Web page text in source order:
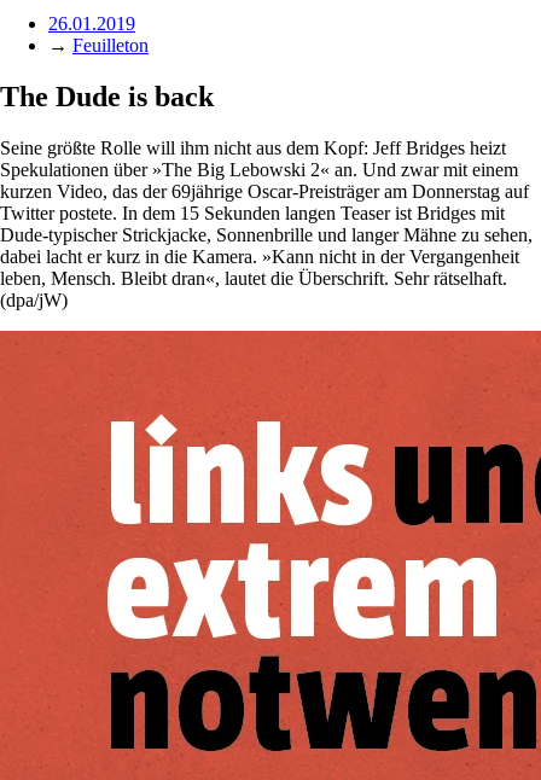
26.01.2019
→ Feuilleton
The Dude is back
Seine größte Rolle will ihm nicht aus dem Kopf: Jeff Bridges heizt
Spekulationen über »The Big Lebowski 2« an. Und zwar mit einem
kurzen Video, das der 69jährige Oscar-Preisträger am Donnerstag auf
Twitter postete. In dem 15 Sekunden langen Teaser ist Bridges mit
Dude-typischer Strickjacke, Sonnenbrille und langer Mähne zu sehen,
dabei lacht er kurz in die Kamera. »Kann nicht in der Vergangenheit
leben, Mensch. Bleibt dran«, lautet die Überschrift. Sehr rätselhaft.
(dpa/jW)